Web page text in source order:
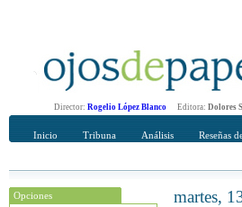
Director: Rogelio López Blanco Editora: Dolores
Inicio Tribuna Análisis Reseñas
Opciones
Recomendar
martes,